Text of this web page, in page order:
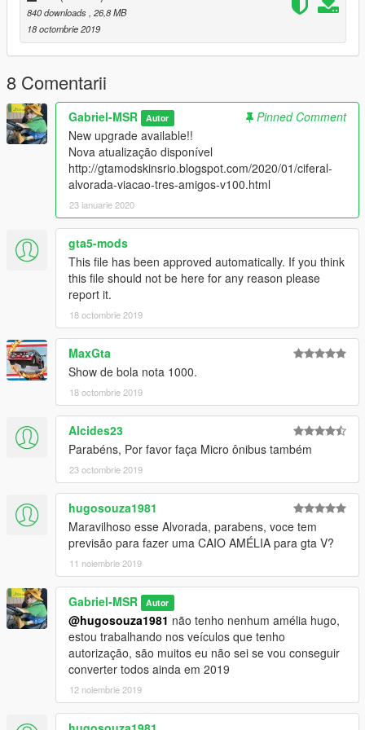
Enjoy!
Visite
gtamodskinsrio.blogspot.com/
gtamodskinsrio.blogspot.com/
Eu recomendo usar GTAV.HeapAdjuster.asi /
PackfileLimitAdjuster
I recommend to use
https://pt.gta5-mods.com/tools/heapadjuster
https://pt.gta5-mods.com/tools/packfile-limit-adjuster
840 downloads , 26,8 MB
18 octombrie 2019
8 Comentarii
Gabriel-MSR Autor
Pinned Comment
New upgrade available!!
Nova atualização disponível
http://gtamodskinsrio.blogspot.com/2020/01/ciferal-
alvorada-viacao-tres-amigos-v100.html
23 ianuarie 2020
gta5-mods
This file has been approved automatically. If you think
this file should not be here for any reason please
report it.
18 octombrie 2019
MaxGta
Show de bola nota 1000.
18 octombrie 2019
Alcides23
Parabéns, Por favor faça Micro ônibus também
23 octombrie 2019
hugosouza1981
Maravilhoso esse Alvorada, parabens, voce tem
previsão para fazer uma CAIO AMÉLIA para gta V?
11 noiembrie 2019
Gabriel-MSR Autor
@hugosouza1981 não tenho nenhum amélia hugo,
estou trabalhando nos veículos que tenho
autorização, são muitos eu não sei se vou conseguir
converter todos ainda em 2019
12 noiembrie 2019